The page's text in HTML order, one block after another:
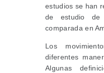
estudios se han
de estudio de
comparada en
Los
diferentes
Algunas